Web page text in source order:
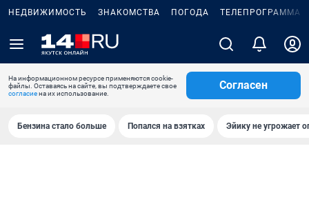
НЕДВИЖИМОСТЬ ЗНАКОМСТВА ПОГОДА ТЕЛЕПРОГРАММА
На информационном ресурсе применяются cookie-
файлы. Оставаясь на сайте, вы подтверждаете свое
согласиена их использование.
Согласен
Бензина стало больше Попался на взятках Эйику не угрожает